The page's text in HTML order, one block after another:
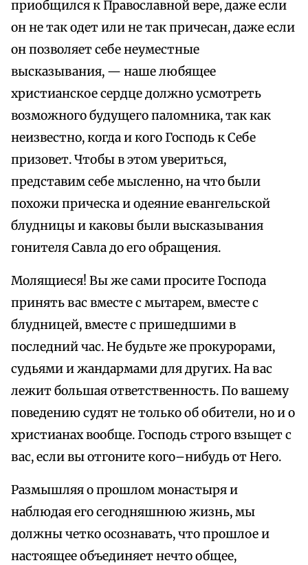
приобщился к Православной вере, даже если
он не так одет или не так причесан, даже если
он позволяет себе неуместные
высказывания, — наше любящее
христианское сердце должно усмотреть
возможного будущего паломника, так как
неизвестно, когда и кого Господь к Себе
призовет. Чтобы в этом увериться,
представим себе мысленно, на что были
похожи прическа и одеяние евангельской
блудницы и каковы были высказывания
гонителя Савла до его обращения.
Молящиеся! Вы же сами просите Господа
принять вас вместе с мытарем, вместе с
блудницей, вместе с пришедшими в
последний час. Не будьте же прокурорами,
судьями и жандармами для других. На вас
лежит большая ответственность. По вашему
поведению судят не только об обители, но и о
христианах вообще. Господь строго взыщет с
вас, если вы отгоните кого–нибудь от Него.
Размышляя о прошлом монастыря и
наблюдая его сегодняшнюю жизнь, мы
должны четко осознавать, что прошлое и
настоящее объединяет нечто общее,